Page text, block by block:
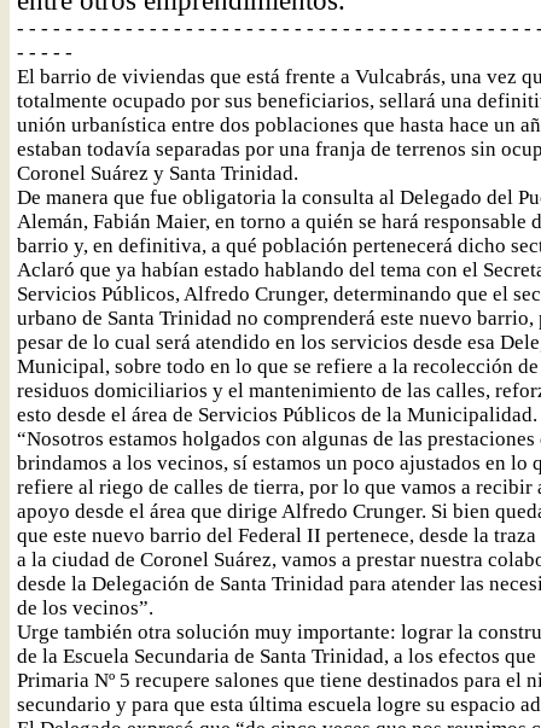
- - - - - - - - - - - - - - - - - - - - - - - - - - - - - - - - - - - - - - - - - - -
- - - - -
El barrio de viviendas que está frente a Vulcabrás, una vez
totalmente ocupado por sus beneficiarios, sellará una
unión urbanística entre dos poblaciones que hasta hace un
estaban todavía separadas por una franja de terrenos sin
Coronel Suárez y Santa Trinidad.
De manera que fue obligatoria la consulta al Delegado del
Alemán, Fabián Maier, en torno a quién se hará responsable
barrio y, en definitiva, a qué población pertenecerá dicho
Aclaró que ya habían estado hablando del tema con el
Servicios Públicos, Alfredo Crunger, determinando que el
urbano de Santa Trinidad no comprenderá este nuevo barrio,
pesar de lo cual será atendido en los servicios desde esa
Municipal, sobre todo en lo que se refiere a la recolección
residuos domiciliarios y el mantenimiento de las calles,
esto desde el área de Servicios Públicos de la Municipalidad.
“Nosotros estamos holgados con algunas de las prestaciones
brindamos a los vecinos, sí estamos un poco ajustados en lo
refiere al riego de calles de tierra, por lo que vamos a recibir
apoyo desde el área que dirige Alfredo Crunger. Si bien
que este nuevo barrio del Federal II pertenece, desde la traza
a la ciudad de Coronel Suárez, vamos a prestar nuestra
desde la Delegación de Santa Trinidad para atender las
de los vecinos”.
Urge también otra solución muy importante: lograr la
de la Escuela Secundaria de Santa Trinidad, a los efectos que
Primaria Nº 5 recupere salones que tiene destinados para el
secundario y para que esta última escuela logre su espacio